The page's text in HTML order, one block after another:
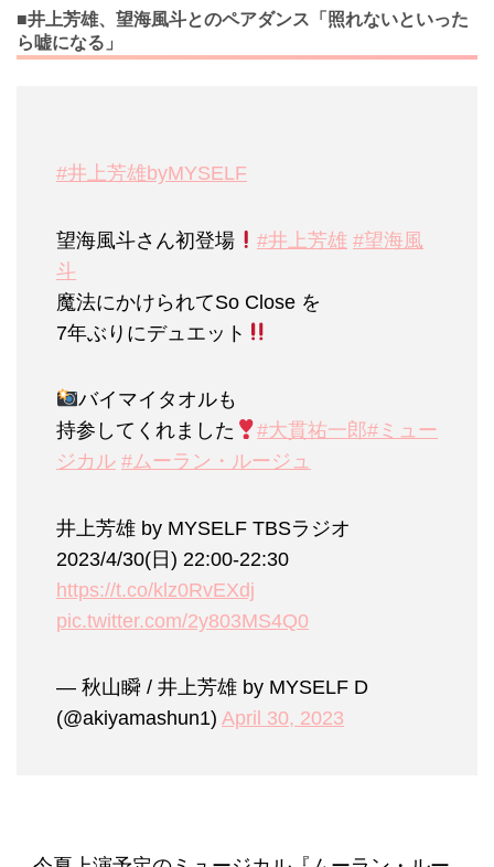
■井上芳雄、望海風斗とのペアダンス「照れないといった
ら嘘になる」
#井上芳雄byMYSELF
望海風斗さん初登場 #井上芳雄 #望海風
斗
魔法にかけられてSo Close を
7年ぶりにデュエット
バイマイタオルも
持参してくれました
#大貫祐一郎#ミュー
ジカル #ムーラン・ルージュ
井上芳雄 by MYSELF TBSラジオ
2023/4/30(日) 22:00-22:30
https://t.co/klz0RvEXdj
pic.twitter.com/2y803MS4Q0
— 秋山瞬 / 井上芳雄 by MYSELF D
(@akiyamashun1) April 30, 2023